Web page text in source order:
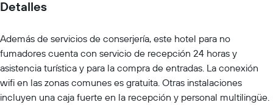
Detalles
Además de servicios de conserjería, este hotel para no
fumadores cuenta con servicio de recepción 24 horas y
asistencia turística y para la compra de entradas. La conexión
wifi en las zonas comunes es gratuita. Otras instalaciones
incluyen una caja fuerte en la recepción y personal multilingüe.